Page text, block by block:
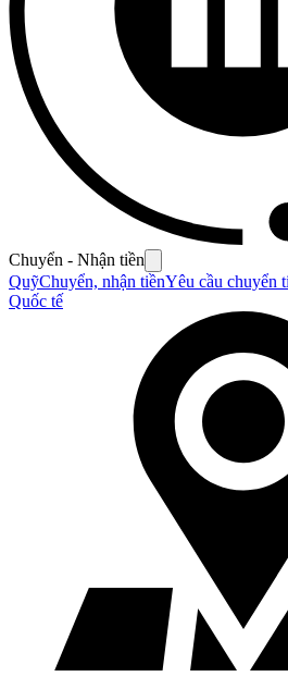
Chuyển - Nhận tiền
QuỹChuyển, nhận tiềnYêu cầu chuyển
Quốc tế